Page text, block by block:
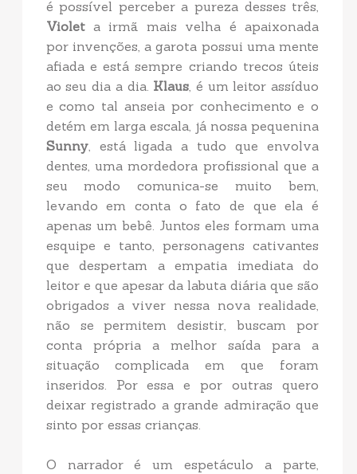
é possível perceber a pureza desses três,
Violeta irmã mais velha é apaixonada
por invenções, a garota possui uma mente
afiada e está sempre criando trecos úteis
ao seu dia a dia. Klaus, é um leitor assíduo
e como tal anseia por conhecimento e o
detém em larga escala, já nossa pequenina
Sunny, está ligada a tudo que envolva
dentes, uma mordedora profissional que a
seu modo comunica-se muito bem,
levando em conta o fato de que ela é
apenas um bebê. Juntos eles formam uma
esquipe e tanto, personagens cativantes
que despertam a empatia imediata do
leitor e que apesar da labuta diária que são
obrigados a viver nessa nova realidade,
não se permitem desistir, buscam por
conta própria a melhor saída para a
situação complicada em que foram
inseridos. Por essa e por outras quero
deixar registrado a grande admiração que
sinto por essas crianças.
O narrador é um espetáculo a parte,